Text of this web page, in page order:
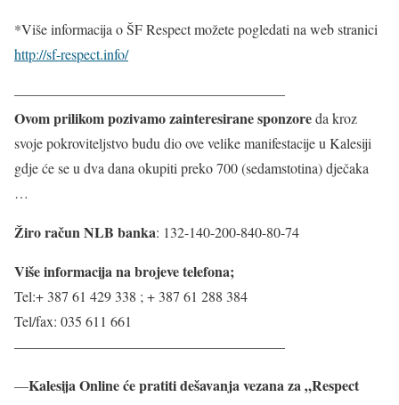
*Više informacija o ŠF Respect možete pogledati na web stranici
http://sf-respect.info/
———————————————————
Ovom prilikom pozivamo zainteresirane sponzoreda kroz
svoje pokroviteljstvo budu dio ove velike manifestacije u Kalesiji
gdje će se u dva dana okupiti preko 700 (sedamstotina) dječaka
…
Žiro račun NLB banka: 132-140-200-840-80-74
Više informacija na brojeve telefona;
Tel:+ 387 61 429 338 ; + 387 61 288 384
Tel/fax: 035 611 661
———————————————————
—Kalesija Online će pratiti dešavanja vezana za „Respect